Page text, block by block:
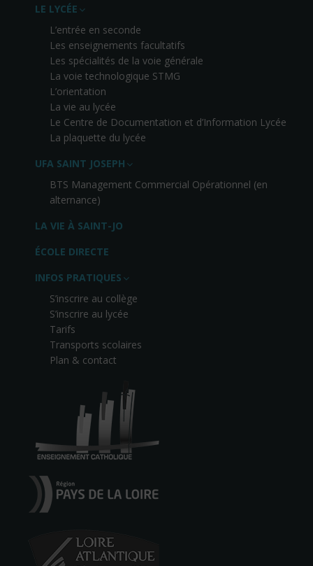
LE LYCÉE
L’entrée en seconde
Les enseignements facultatifs
Les spécialités de la voie générale
La voie technologique STMG
L’orientation
La vie au lycée
Le Centre de Documentation et d’Information Lycée
La plaquette du lycée
UFA SAINT JOSEPH
BTS Management Commercial Opérationnel (en
alternance)
LA VIE À SAINT-JO
ÉCOLE DIRECTE
INFOS PRATIQUES
S’inscrire au collège
S’inscrire au lycée
Tarifs
Transports scolaires
Plan & contact